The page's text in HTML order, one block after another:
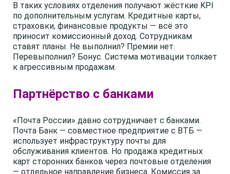
В таких условиях отделения получают жёсткие KPI
по дополнительным услугам. Кредитные карты,
страховки, финансовые продукты — всё это
приносит комиссионный доход. Сотрудникам
ставят планы. Не выполнил? Премии нет.
Перевыполнил? Бонус. Система мотивации толкает
к агрессивным продажам.
Партнёрство с банками
«Почта России» давно сотрудничает с банками.
Почта Банк — совместное предприятие с ВТБ —
использует инфраструктуру почты для
обслуживания клиентов. Но продажа кредитных
карт сторонних банков через почтовые отделения
— отдельное направление бизнеса. Комиссия за